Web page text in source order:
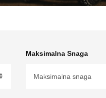
Maksimalna Snaga